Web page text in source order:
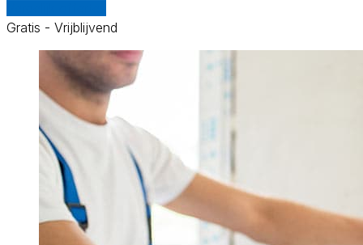
Gratis - Vrijblijvend